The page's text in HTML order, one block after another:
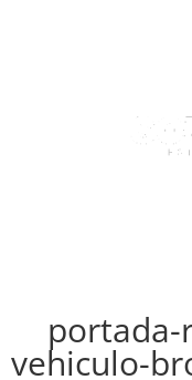
vehiculo-